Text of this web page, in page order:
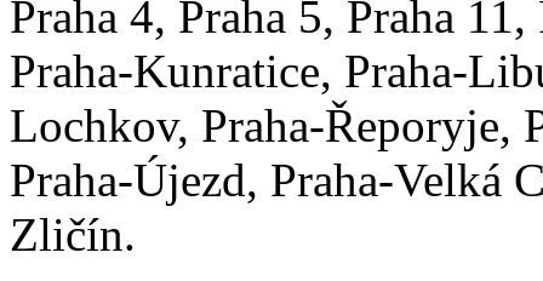
Praha 4, Praha 5, Praha
Praha-Kunratice, Praha-
Lochkov, Praha-Řeporyje,
Praha-Újezd, Praha-Velká
Zličín.